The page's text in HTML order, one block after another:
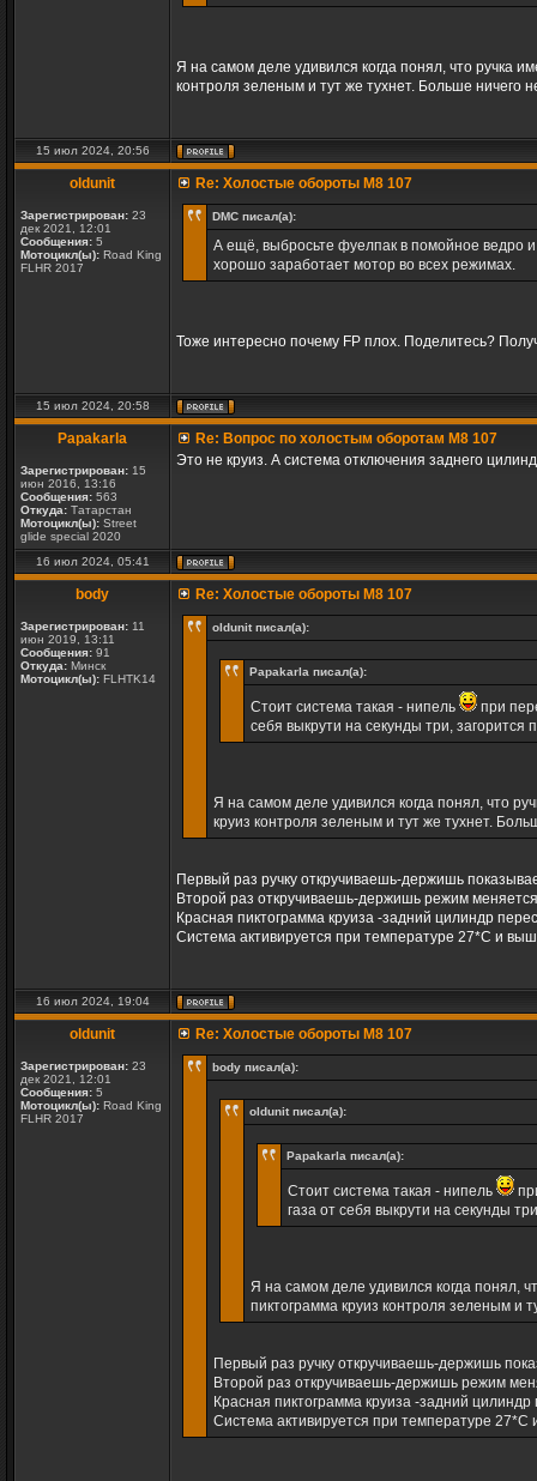
Я на самом деле удивился когда понял, что ручка
контроля зеленым и тут же тухнет. Больше ничего
15 июл 2024, 20:56
oldunit
Зарегистрирован: 23
дек 2021, 12:01
Сообщения: 5
Мотоцикл(ы): Road King
FLHR 2017
Re: Холостые обороты M8 107
DMC писал(а):
А ещё, выбросьте фуелпак в помойное ведро
хорошо заработает мотор во всех режимах.
Тоже интересно почему FP плох. Поделитесь?
15 июл 2024, 20:58
Papakarla
Зарегистрирован: 15
июн 2016, 13:16
Сообщения: 563
Откуда: Татарстан
Мотоцикл(ы): Street
glide special 2020
Re: Вопрос по холостым оборотам M8 107
Это не круиз. А система отключения заднего
16 июл 2024, 05:41
body
Зарегистрирован: 11
июн 2019, 13:11
Сообщения: 91
Откуда: Минск
Мотоцикл(ы): FLHTK14
Re: Холостые обороты M8 107
oldunit писал(а):
Papakarla писал(а):
Стоит система такая - нипель
при
себя выкрути на секунды три,
Я на самом деле удивился когда понял, что
круиз контроля зеленым и тут же тухнет.
Первый раз ручку откручиваешь-держишь
Второй раз откручиваешь-держишь режим меняется
Красная пиктограмма круиза -задний цилиндр
Система активируется при температуре 27*С и
16 июл 2024, 19:04
oldunit
Зарегистрирован: 23
дек 2021, 12:01
Сообщения: 5
Мотоцикл(ы): Road King
FLHR 2017
Re: Холостые обороты M8 107
body писал(а):
oldunit писал(а):
Papakarla писал(а):
Стоит система такая - нипель
газа от себя выкрути на секунды
Я на самом деле удивился когда понял,
пиктограмма круиз контроля зеленым и
Первый раз ручку откручиваешь-держишь
Второй раз откручиваешь-держишь режим
Красная пиктограмма круиза -задний цилиндр
Система активируется при температуре 27*С